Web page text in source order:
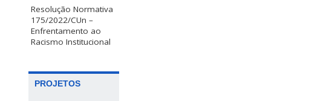
Resolução Normativa
175/2022/CUn –
Enfrentamento ao
Racismo Institucional
PROJETOS